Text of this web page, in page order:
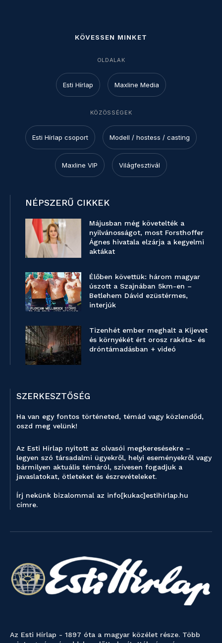
KÖVESSEN MINKET
OLDALAK
Esti Hírlap Maxline Media
KÖZÖSSÉGEK
Esti Hírlap csoport Modell / hostess / casting
Maxline VIP Világfesztivál
NÉPSZERŰ CIKKEK
Májusban még követelték a
nyilvánosságot, most Forsthoffer
Ágnes hivatala elzárja a kegyelmi
aktákat
Élőben követtük: három magyar
úszott a Szajnában 5km-en –
Betlehem Dávid ezüstérmes,
interjúk
Tizenhét ember meghalt a Kijevet
és környékét ért orosz rakéta- és
dróntámadásban + videó
SZERKESZTŐSÉG
Ha van egy fontos történeted, témád vagy közlendőd,
oszd meg velünk!
Az Esti Hírlap nyitott az olvasói megkeresésekre –
legyen szó társadalmi ügyekről, helyi eseményekről vagy
bármilyen aktuális témáról, szívesen fogadjuk a
javaslatokat, ötleteket és észrevételeket.
Írj nekünk bizalommal az info[kukac]estihirlap.hu
címre.
Az Esti Hírlap - 1897 óta a magyar közélet része. Több